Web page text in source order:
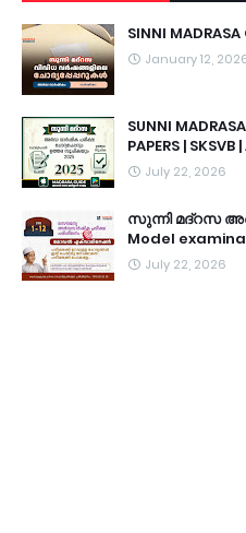
SINNI MADRASA
January 12,
SUNNI
PAPERS |
July 22, 2026
സുന്നി മദ്റസ
Model
July 22, 2026